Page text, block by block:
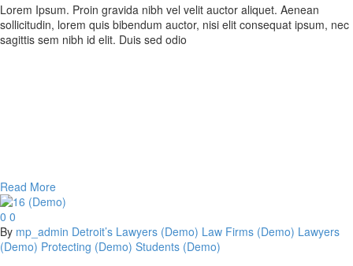
Lorem Ipsum. Proin gravida nibh vel velit auctor aliquet. Aenean
sollicitudin, lorem quis bibendum auctor, nisi elit consequat ipsum, nec
sagittis sem nibh id elit. Duis sed odio
Read More
0 0
By mp_admin Detroit’s Lawyers (Demo) Law Firms (Demo) Lawyers
(Demo) Protecting (Demo) Students (Demo)